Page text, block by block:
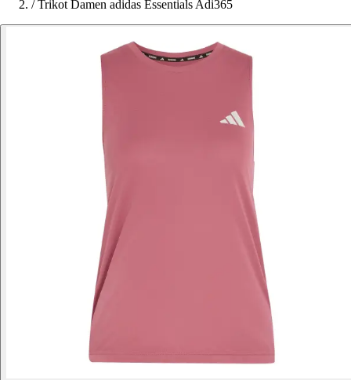
/ Trikot Damen adidas Essentials Adi365